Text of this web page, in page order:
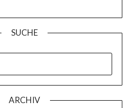
SUCHE
ARCHIV